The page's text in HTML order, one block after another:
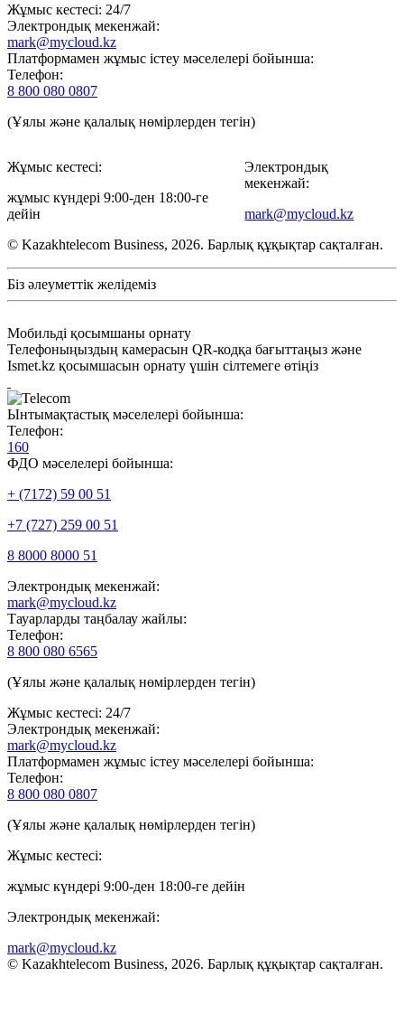
Жұмыс кестесі: 24/7
Электрондық мекенжай:
mark@mycloud.kz
Платформамен жұмыс істеу мәселелері бойынша:
Телефон:
8 800 080 0807
(Ұялы және қалалық нөмірлерден тегін)
Жұмыс кестесі:
жұмыс күндері 9:00-ден 18:00-ге
дейін
Электрондық
мекенжай:
mark@mycloud.kz
© Kazakhtelecom Business, 2026. Барлық құқықтар сақталған.
Біз әлеуметтік желідеміз
Мобильді қосымшаны орнату
Телефоныңыздың камерасын QR-кодқа бағыттаңыз және
Ismet.kz қосымшасын орнату үшін сілтемеге өтіңіз
Ынтымақтастық мәселелері бойынша:
Телефон:
160
ФДО мәселелері бойынша:
+ (7172) 59 00 51
+7 (727) 259 00 51
8 8000 8000 51
Электрондық мекенжай:
mark@mycloud.kz
Тауарларды таңбалау жайлы:
Телефон:
8 800 080 6565
(Ұялы және қалалық нөмірлерден тегін)
Жұмыс кестесі: 24/7
Электрондық мекенжай:
mark@mycloud.kz
Платформамен жұмыс істеу мәселелері бойынша:
Телефон:
8 800 080 0807
(Ұялы және қалалық нөмірлерден тегін)
Жұмыс кестесі:
жұмыс күндері 9:00-ден 18:00-ге дейін
Электрондық мекенжай:
mark@mycloud.kz
© Kazakhtelecom Business, 2026. Барлық құқықтар сақталған.